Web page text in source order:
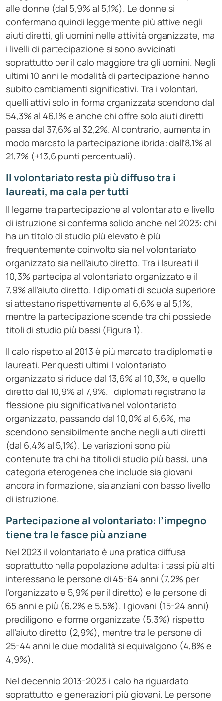
alle donne (dal 5,9% al 5,1%). Le donne si
confermano quindi leggermente più attive negli
aiuti diretti, gli uomini nelle attività organizzate, ma
i livelli di partecipazione si sono avvicinati
soprattutto per il calo maggiore tra gli uomini. Negli
ultimi 10 anni le modalità di partecipazione hanno
subito cambiamenti significativi. Tra i volontari,
quelli attivi solo in forma organizzata scendono dal
54,3% al 46,1% e anche chi offre solo aiuti diretti
passa dal 37,6% al 32,2%. Al contrario, aumenta in
modo marcato la partecipazione ibrida: dall’8,1% al
21,7% (+13,6 punti percentuali).
Il volontariato resta più diffuso tra i
laureati, ma cala per tutti
Il legame tra partecipazione al volontariato e livello
di istruzione si conferma solido anche nel 2023: chi
ha un titolo di studio più elevato è più
frequentemente coinvolto sia nel volontariato
organizzato sia nell’aiuto diretto. Tra i laureati il
10,3% partecipa al volontariato organizzato e il
7,9% all’aiuto diretto. I diplomati di scuola superiore
si attestano rispettivamente al 6,6% e al 5,1%,
mentre la partecipazione scende tra chi possiede
titoli di studio più bassi (Figura 1).
Il calo rispetto al 2013 è più marcato tra diplomati e
laureati. Per questi ultimi il volontariato
organizzato si riduce dal 13,6% al 10,3%, e quello
diretto dal 10,9% al 7,9%. I diplomati registrano la
flessione più significativa nel volontariato
organizzato, passando dal 10,0% al 6,6%, ma
scendono sensibilmente anche negli aiuti diretti
(dal 6,4% al 5,1%). Le variazioni sono più
contenute tra chi ha titoli di studio più bassi, una
categoria eterogenea che include sia giovani
ancora in formazione, sia anziani con basso livello
di istruzione.
Partecipazione al volontariato: l’impegno
tiene tra le fasce più anziane
Nel 2023 il volontariato è una pratica diffusa
soprattutto nella popolazione adulta: i tassi più alti
interessano le persone di 45-64 anni (7,2% per
l’organizzato e 5,9% per il diretto) e le persone di
65 anni e più (6,2% e 5,5%). I giovani (15-24 anni)
prediligono le forme organizzate (5,3%) rispetto
all’aiuto diretto (2,9%), mentre tra le persone di
25-44 anni le due modalità si equivalgono (4,8% e
4,9%).
Nel decennio 2013-2023 il calo ha riguardato
soprattutto le generazioni più giovani. Le persone